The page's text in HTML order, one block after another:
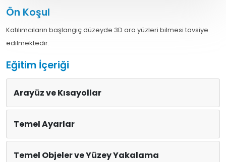
Ön Koşul
Katılımcıların başlangıç düzeyde 3D ara yüzleri bilmesi tavsiye
edilmektedir.
Eğitim İçeriği
Arayüz ve Kısayollar
Temel Ayarlar
Temel Objeler ve Yüzey Yakalama